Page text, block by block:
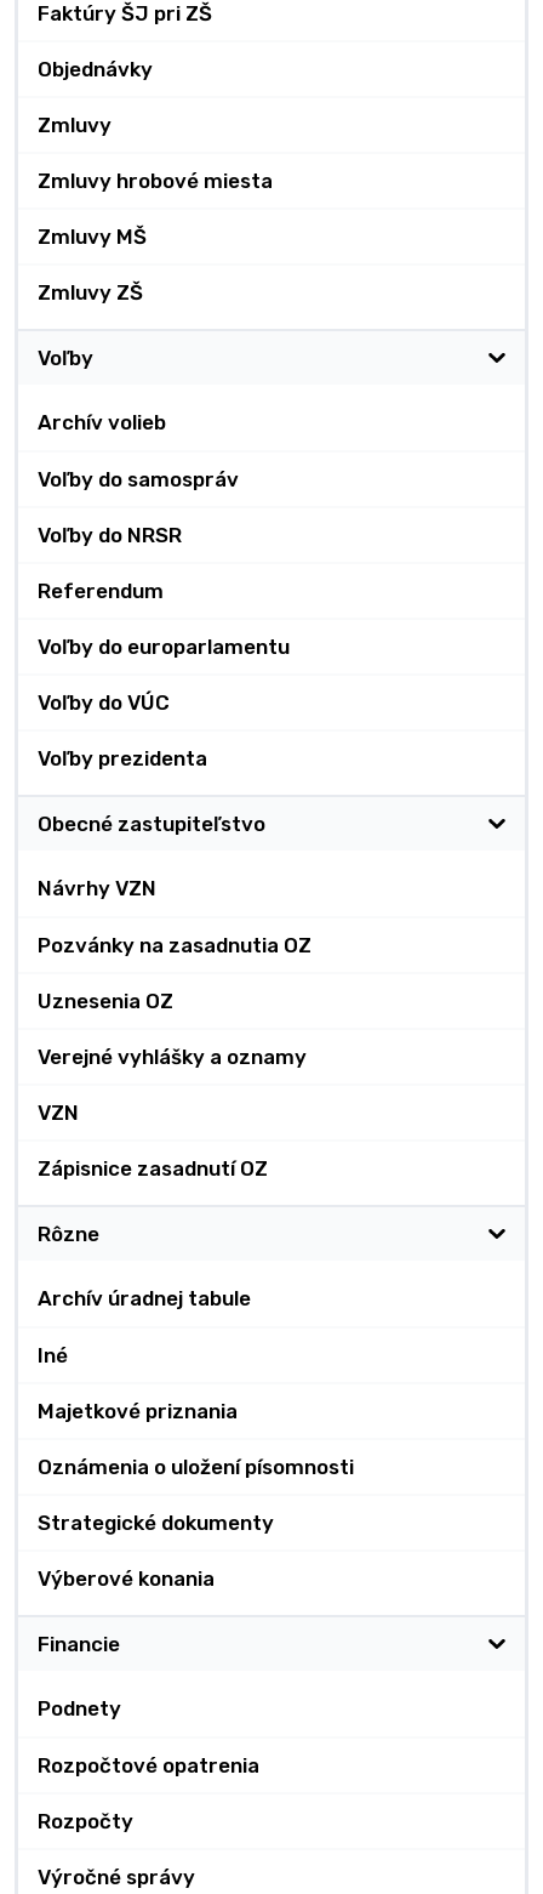
Faktúry ŠJ pri ZŠ
Objednávky
Zmluvy
Zmluvy hrobové miesta
Zmluvy MŠ
Zmluvy ZŠ
Voľby
Archív volieb
Voľby do samospráv
Voľby do NRSR
Referendum
Voľby do europarlamentu
Voľby do VÚC
Voľby prezidenta
Obecné zastupiteľstvo
Návrhy VZN
Pozvánky na zasadnutia OZ
Uznesenia OZ
Verejné vyhlášky a oznamy
VZN
Zápisnice zasadnutí OZ
Rôzne
Archív úradnej tabule
Iné
Majetkové priznania
Oznámenia o uložení písomnosti
Strategické dokumenty
Výberové konania
Financie
Podnety
Rozpočtové opatrenia
Rozpočty
Výročné správy